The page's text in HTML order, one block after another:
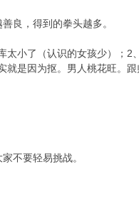
良，得到的拳头越多。
太小了（认识的女孩少）；2
就是因为抠。男人桃花旺。跟
不要轻易挑战。